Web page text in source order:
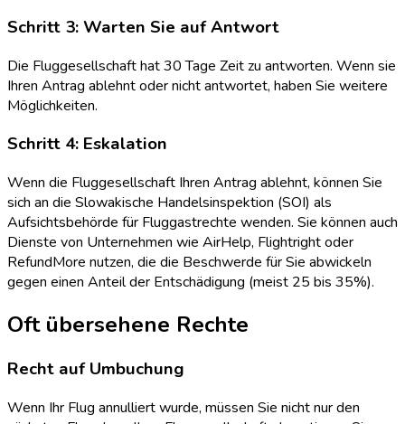
Schritt 3: Warten Sie auf Antwort
Die Fluggesellschaft hat 30 Tage Zeit zu antworten. Wenn sie
Ihren Antrag ablehnt oder nicht antwortet, haben Sie weitere
Möglichkeiten.
Schritt 4: Eskalation
Wenn die Fluggesellschaft Ihren Antrag ablehnt, können Sie
sich an die Slowakische Handelsinspektion (SOI) als
Aufsichtsbehörde für Fluggastrechte wenden. Sie können auch
Dienste von Unternehmen wie AirHelp, Flightright oder
RefundMore nutzen, die die Beschwerde für Sie abwickeln
gegen einen Anteil der Entschädigung (meist 25 bis 35%).
Oft übersehene Rechte
Recht auf Umbuchung
Wenn Ihr Flug annulliert wurde, müssen Sie nicht nur den